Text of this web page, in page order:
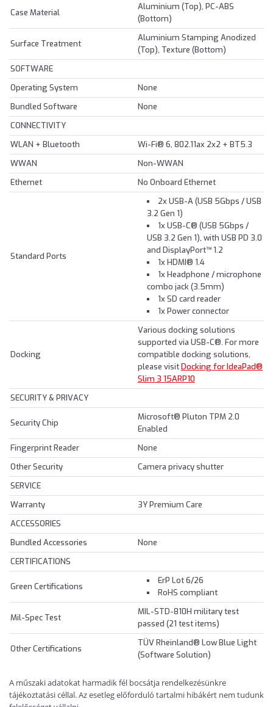
Case Material
Aluminium (Top), PC-ABS
(Bottom)
Surface Treatment
Aluminium Stamping Anodized
(Top), Texture (Bottom)
SOFTWARE
Operating System
None
Bundled Software
None
CONNECTIVITY
WLAN + Bluetooth
Wi-Fi® 6, 802.11ax 2x2 + BT5.3
WWAN
Non-WWAN
Ethernet
No Onboard Ethernet
Standard Ports
2x USB-A (USB 5Gbps / USB
3.2 Gen 1)
1x USB-C® (USB 5Gbps /
USB 3.2 Gen 1), with USB PD 3.0
and DisplayPort™ 1.2
1x HDMI® 1.4
1x Headphone / microphone
combo jack (3.5mm)
1x SD card reader
1x Power connector
Docking
Various docking solutions
supported via USB-C®. For more
compatible docking solutions,
please visitDocking for IdeaPad®
Slim 3 15ARP10
SECURITY & PRIVACY
Security Chip
Microsoft® Pluton TPM 2.0
Enabled
Fingerprint Reader
None
Other Security
Camera privacy shutter
SERVICE
Warranty
3Y Premium Care
ACCESSORIES
Bundled Accessories
None
CERTIFICATIONS
Green Certifications
ErP Lot 6/26
RoHS compliant
Mil-Spec Test
MIL-STD-810H military test
passed (21 test items)
Other Certifications
TÜV Rheinland® Low Blue Light
(Software Solution)
A műszaki adatokat harmadik fél bocsátja rendelkezésünkre
tájékoztatási céllal. Az esetleg előforduló tartalmi hibákért nem tudunk